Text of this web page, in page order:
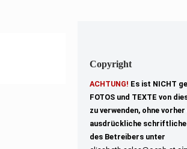
Copyright
ACHTUNG! Es ist NICHT
FOTOS und TEXTE von
zu verwenden, ohne vorher
ausdrückliche schriftliche
des Betreibers unter